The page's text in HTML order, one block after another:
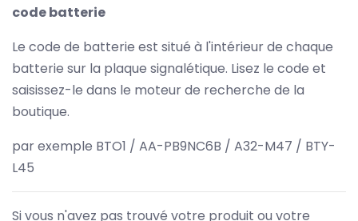
code batterie
Le code de batterie est situé à l'intérieur de chaque
batterie sur la plaque signalétique. Lisez le code et
saisissez-le dans le moteur de recherche de la
boutique.
par exemple BTO1 / AA-PB9NC6B / A32-M47 / BTY-
L45
Si vous n'avez pas trouvé votre produit ou votre